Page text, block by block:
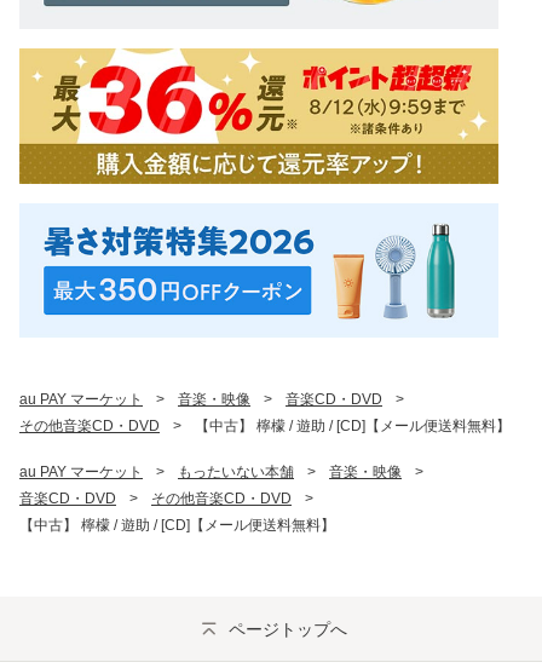
au PAY マーケット > 音楽・映像 > 音楽CD・DVD
>
その他音楽CD・DVD
> 【中古】 檸檬 / 遊助 / [CD]【メール便送料無料】
au PAY マーケット > もったいない本舗 > 音楽・映像
>
音楽CD・DVD
> その他音楽CD・DVD
>
【中古】 檸檬 / 遊助 / [CD]【メール便送料無料】
ページトップへ